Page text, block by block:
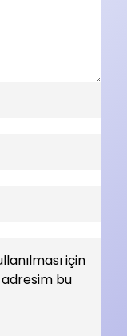
için
bu